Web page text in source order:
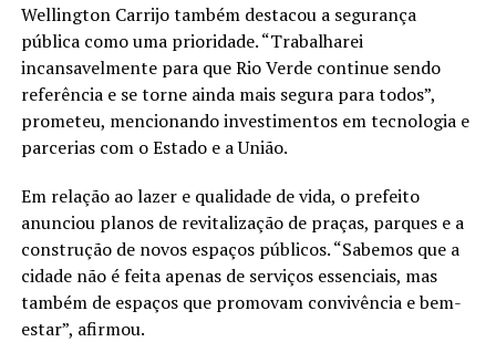
Wellington Carrijo também destacou a segurança
pública como uma prioridade. “Trabalharei
incansavelmente para que Rio Verde continue sendo
referência e se torne ainda mais segura para todos”,
prometeu, mencionando investimentos em tecnologia e
parcerias com o Estado e a União.
Em relação ao lazer e qualidade de vida, o prefeito
anunciou planos de revitalização de praças, parques e a
construção de novos espaços públicos. “Sabemos que a
cidade não é feita apenas de serviços essenciais, mas
também de espaços que promovam convivência e bem-
estar”, afirmou.